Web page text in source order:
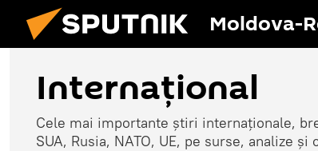
Moldova-
Internaţional
Cele mai importante știri internaționale,
SUA, Rusia, NATO, UE, pe surse, analize și